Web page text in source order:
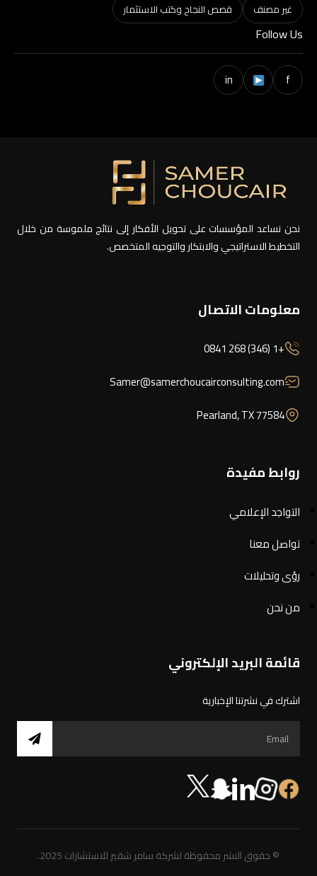
غير مصنف
قصص النجاح وكتب الاستثمار
Follow Us
f
in
نحن نساعد المؤسسات على تحويل الأفكار إلى نتائج ملموسة من خلال
التخطيط الاستراتيجي والابتكار والتوجيه المتخصص.
معلومات الاتصال
+1 (346) 268 0841
Samer@samerchoucairconsulting.com
Pearland, TX 77584
روابط مفيدة
التواجد الإعلامي
تواصل معنا
رؤى وتحليلات
من نحن
قائمة البريد الإلكتروني
اشترك في نشرتنا الإخبارية
© حقوق النشر محفوظة لشركة سامر شقير للاستشارات 2025.